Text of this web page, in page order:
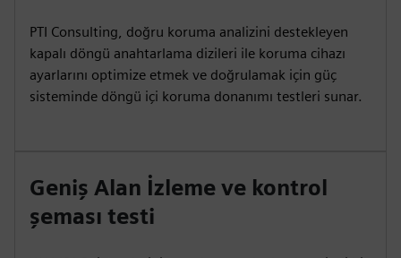
PTI Consulting, doğru koruma analizini destekleyen
kapalı döngü anahtarlama dizileri ile koruma cihazı
ayarlarını optimize etmek ve doğrulamak için güç
sisteminde döngü içi koruma donanımı testleri sunar.
Geniş Alan İzleme ve kontrol
şeması testi